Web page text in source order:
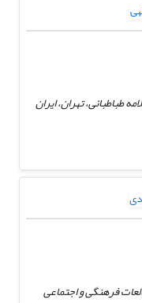
طباطبائی، تهران، ایران
فرهنگی و اجتماعی